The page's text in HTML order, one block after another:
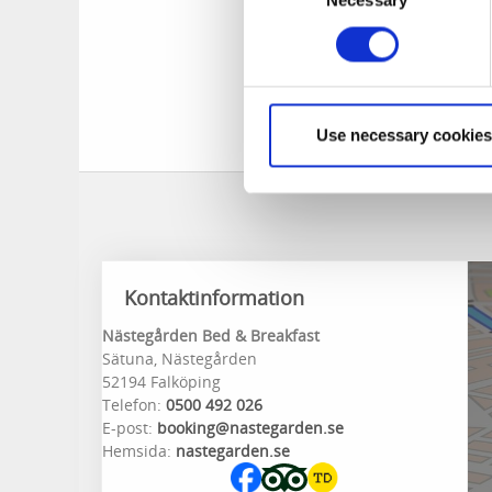
Use necessary
Väster om
du bevittna
du pilgrimsvandra
du vill ta en tur på
långt bort.
Kontaktinformation
Nästegården Bed & Breakfast
Sätuna, Nästegården
52194 Falköping
Telefon: 0500 492 026
E-post: booking@nastegarden.se
Hemsida: nastegarden.se